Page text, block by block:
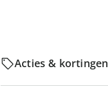
Acties & kortingen